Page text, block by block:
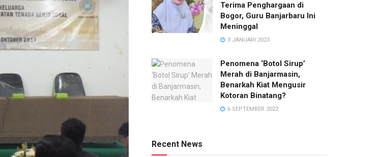
Terima Penghargaan di
Bogor, Guru Banjarbaru Ini
Meninggal
3 JANUARI 2023
Penomena ‘Botol Sirup’
Merah di Banjarmasin,
Benarkah Kiat Mengusir
Kotoran Binatang?
6 SEPTEMBER 2022
Recent News